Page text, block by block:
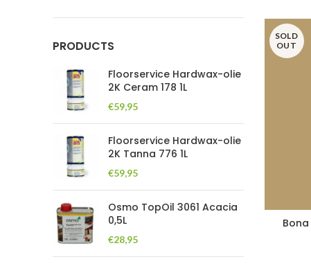
PRODUCTS
Floorservice Hardwax-olie
2K Ceram 178 1L
€59,95
Floorservice Hardwax-olie
2K Tanna 776 1L
€59,95
Osmo TopOil 3061 Acacia
0,5L
€28,95
SOLD
OUT